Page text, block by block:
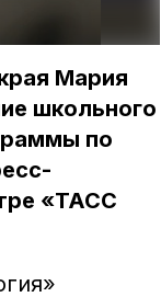
Мария
школьного
по
«ТАСС